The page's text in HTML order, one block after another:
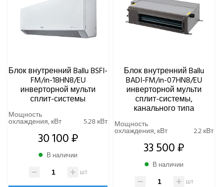
Блок внутренний Ballu BSFI-
FM/in-18HN8/EU
инверторной мульти
сплит-системы
Мощность
охлаждения, кВт 5.28 кВт
30 100 ₽
В наличии
шт
Блок внутренний Ballu
BADI-FM/in-07HN8/EU
инверторной мульти
сплит-системы,
канального типа
Мощность
охлаждения, кВт 2.2 кВт
33 500 ₽
В наличии
шт